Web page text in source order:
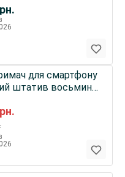
для смартфону
штатив восьминіг